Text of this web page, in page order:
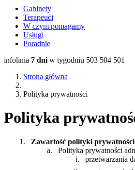
Gabinety
Terapeuci
W czym pomagamy
Usługi
Poradnie
infolinia 7 dni w tygodniu 503 504 501
Strona główna
Polityka prywatności
Polityka
Zawartość polityki
Polityka prywatności
przetwarzania